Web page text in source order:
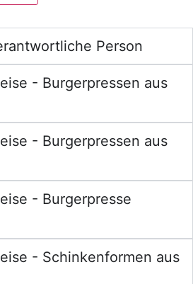
Person
- Burgerpressen aus
- Burgerpressen aus
- Burgerpresse
- Schinkenformen aus